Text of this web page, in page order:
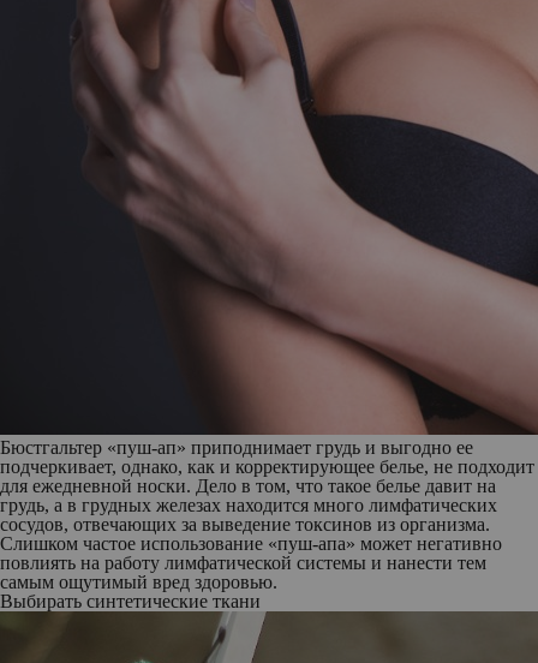
Бюстгальтер «пуш-ап» приподнимает грудь и выгодно ее
подчеркивает, однако, как и корректирующее белье, не подходит
для ежедневной носки. Дело в том, что такое белье давит на
грудь, а в грудных железах находится много лимфатических
сосудов, отвечающих за выведение токсинов из организма.
Слишком частое использование «пуш-апа» может негативно
повлиять на работу лимфатической системы и нанести тем
самым ощутимый вред здоровью.
Выбирать синтетические ткани